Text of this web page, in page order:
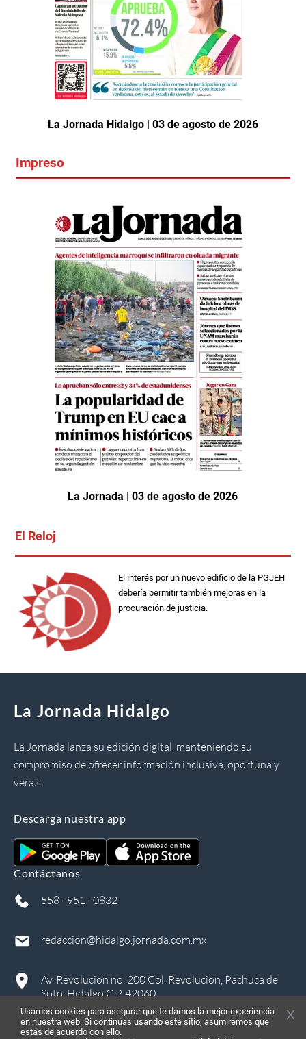
La Jornada Hidalgo | 03 de agosto de 2026
Impreso
La Jornada | 03 de agosto de 2026
El Reloj
El interés por un nuevo edificio de la PGJEH
debería permitir también mejoras en la
procuración de justicia.
La Jornada Hidalgo
La Jornada lanza su edición digital, manteniendo su
compromiso de ofrecer información inclusiva, oportuna y
veraz.
Descarga nuestra app
Contáctanos
558 - 951 - 0832
redaccion@hidalgo.jornada.com.mx
Av. Revolución no. 200 Col. Revolución, Pachuca de
Soto, Hidalgo C.P. 42060
Usamos cookies para asegurar que te damos la mejor experiencia
en nuestra web. Si continúas usando este sitio, asumiremos que
estás de acuerdo con ello.